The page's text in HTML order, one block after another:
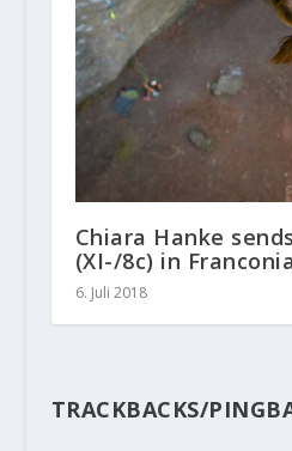
Chiara Hanke
(XI-/8c) in
6. Juli 2018
TRACKBACKS/